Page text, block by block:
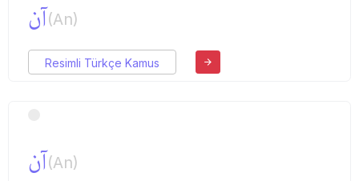
آن(An)
Resimli Türkçe Kamus
آن(An)